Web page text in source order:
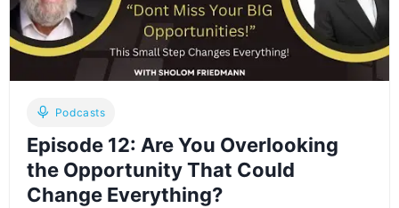
Podcasts
Episode 12: Are You Overlooking
the Opportunity That Could
Change Everything?